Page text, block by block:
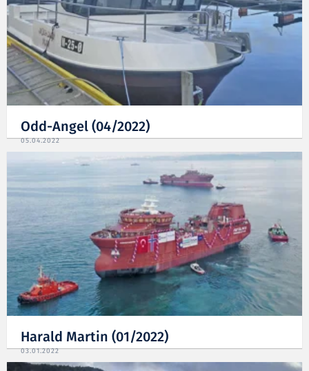
Odd-Angel (04/2022)
05.04.2022
Harald Martin (01/2022)
03.01.2022